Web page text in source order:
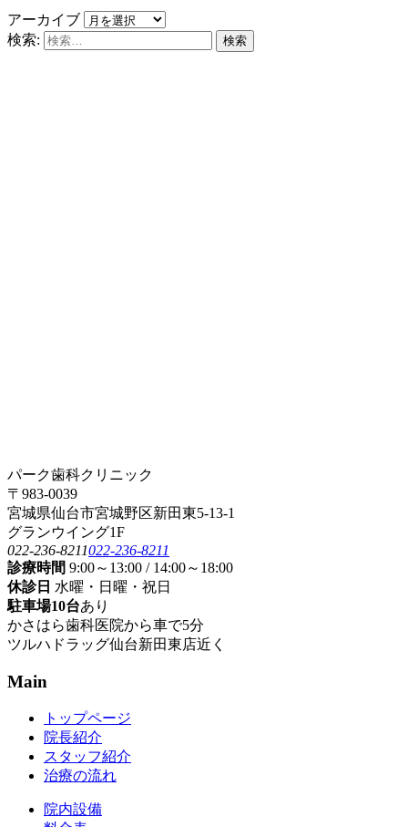
アーカイブ
検索:
パーク歯科クリニック
〒983-0039
宮城県仙台市宮城野区新田東5-13-1
グランウイング1F
022-236-8211022-236-8211
診療時間 9:00～13:00 / 14:00～18:00
休診日 水曜・日曜・祝日
駐車場10台あり
かさはら歯科医院から車で5分
ツルハドラッグ仙台新田東店近く
Main
トップページ
院長紹介
スタッフ紹介
治療の流れ
院内設備